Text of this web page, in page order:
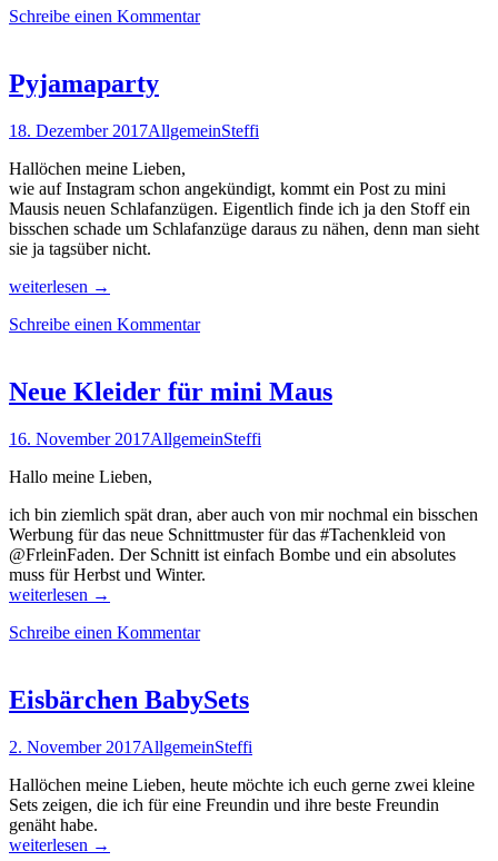
das
–
Taschenjacke
für
Anfänger
Schreibe einen Kommentar
Pyjamaparty
18. Dezember 2017AllgemeinSteffi
Hallöchen meine Lieben,
wie auf Instagram schon angekündigt, kommt ein Post zu mini
Mausis neuen Schlafanzügen. Eigentlich finde ich ja den Stoff ein
bisschen schade um Schlafanzüge daraus zu nähen, denn man sieht
sie ja tagsüber nicht.
Pyjamaparty
weiterlesen →
Schreibe einen Kommentar
Neue Kleider für mini Maus
16. November 2017AllgemeinSteffi
Hallo meine Lieben,
ich bin ziemlich spät dran, aber auch von mir nochmal ein bisschen
Werbung für das neue Schnittmuster für das #Tachenkleid von
@FrleinFaden. Der Schnitt ist einfach Bombe und ein absolutes
muss für Herbst und Winter.
Neue
für
weiterlesen →
Schreibe einen Kommentar
Eisbärchen BabySets
2. November 2017AllgemeinSteffi
Hallöchen meine Lieben, heute möchte ich euch gerne zwei kleine
Sets zeigen, die ich für eine Freundin und ihre beste Freundin
genäht habe.
Eisbärchen
weiterlesen →